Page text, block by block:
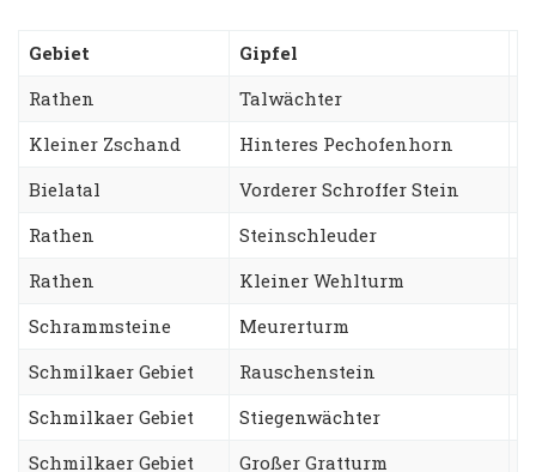
Gebiet Gipfel
Rathen
Talwächter
Kleiner Zschand
Hinteres Pechofenhorn
Bielatal
Vorderer Schroffer Stein
Rathen
Steinschleuder
Rathen
Kleiner Wehlturm
Schrammsteine
Meurerturm
Schmilkaer Gebiet
Rauschenstein
Schmilkaer Gebiet
Stiegenwächter
Schmilkaer Gebiet
Großer Gratturm